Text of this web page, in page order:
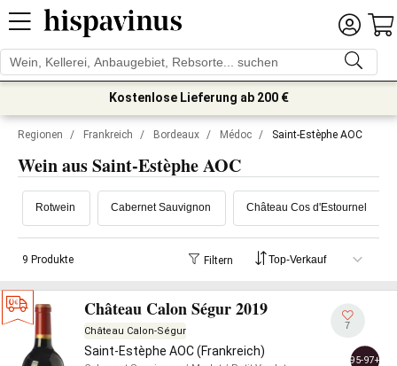
Kostenlose Lieferung ab 200 €
Regionen / Frankreich / Bordeaux / Médoc / Saint-Estèphe AOC
Wein aus Saint-Estèphe AOC
Rotwein Cabernet Sauvignon Château Cos d'Estournel
9 Produkte Filtern
Château Calon Ségur 2019
Château Calon-Ségur
Saint-Estèphe AOC (Frankreich)
7
95-97+